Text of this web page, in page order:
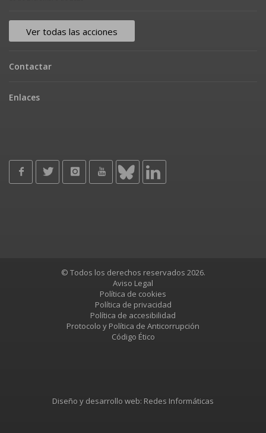
Ver todas las acciones
Contactar
Enlaces
© Todos los derechos reservados 2026.
Aviso Legal
Política de cookies
Política de privacidad
Política de accesibilidad
Protocolo y Política de Anticorrupción
Código Ético
Diseño y desarrollo web: Redes Informáticas